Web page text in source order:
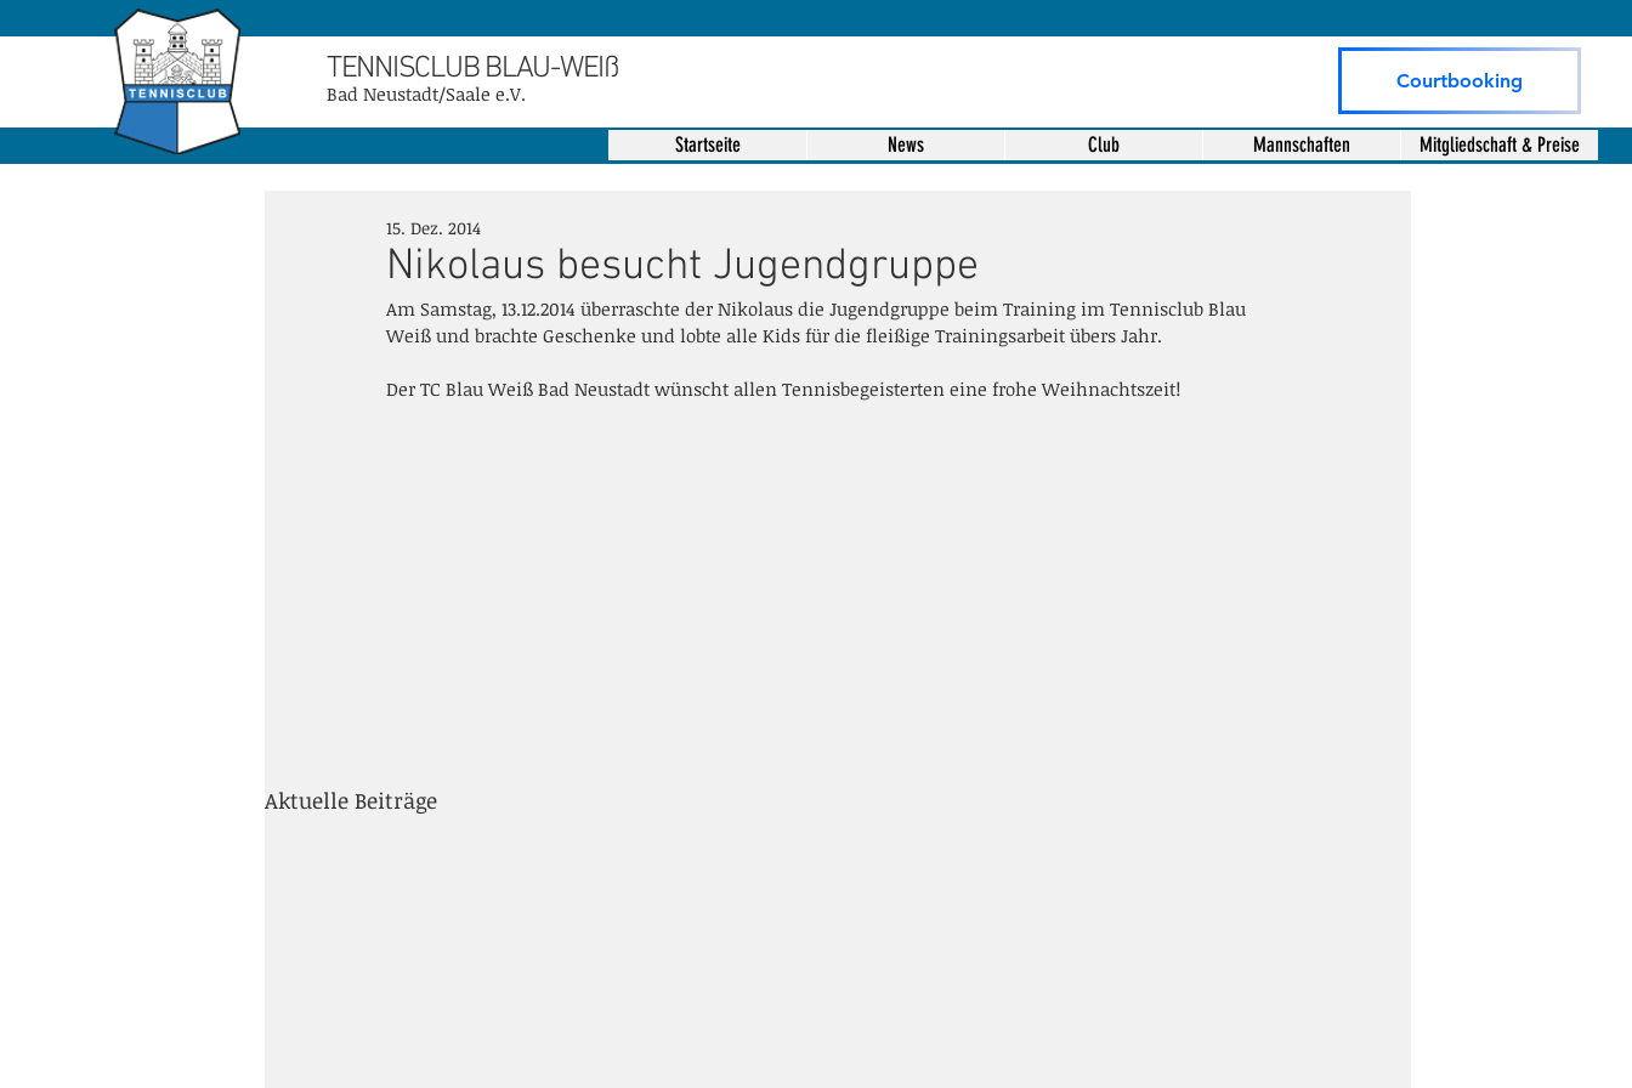
TENNISCLUB BLAU-WEIß
Bad Neustadt/Saale e.V.
Courtbooking
Startseite News Club Mannschaften Mitgliedschaft & Preise
Nikolaus besucht Jugendgruppe
15. Dez. 2014
Am Samstag, 13.12.2014 überraschte der Nikolaus die Jugendgruppe beim Training im Tennisclub Blau
Weiß und brachte Geschenke und lobte alle Kids für die fleißige Trainingsarbeit übers Jahr.
Der TC Blau Weiß Bad Neustadt wünscht allen Tennisbegeisterten eine frohe Weihnachtszeit!
Aktuelle Beiträge